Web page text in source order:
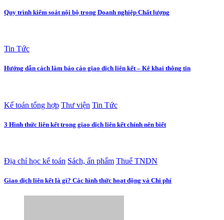
Quy trình kiểm soát nội bộ trong Doanh nghiệp Chất lượng
Tin Tức
Hướng dẫn cách làm báo cáo giao dịch liên kết – Kê khai thông tin
Kế toán tổng hợp Thư viện Tin Tức
3 Hình thức liên kết trong giao dịch liên kết chính nên biết
Địa chỉ học kế toán Sách, ấn phẩm Thuế TNDN
Giao dịch liên kết là gì? Các hình thức hoạt động và Chi phí